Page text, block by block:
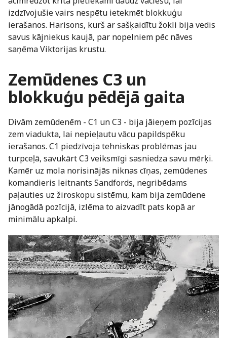
izdzīvojušie vairs nespētu ietekmēt blokkuģu
ierašanos. Harisons, kurš ar sašķaidītu žokli bija vedis
savus kājniekus kaujā, par nopelniem pēc nāves
saņēma Viktorijas krustu.
Zemūdenes C3 un
blokkuģu pēdējā gaita
Divām zemūdenēm - C1 un C3 - bija jāieņem pozīcijas
zem viadukta, lai nepieļautu vācu papildspēku
ierašanos. C1 piedzīvoja tehniskas problēmas jau
turpceļā, savukārt C3 veiksmīgi sasniedza savu mērķi.
Kamēr uz mola norisinājās niknas cīņas, zemūdenes
komandieris leitnants Sandfords, negribēdams
paļauties uz žiroskopu sistēmu, kam bija zemūdene
jānogādā pozīcijā, izlēma to aizvadīt pats kopā ar
minimālu apkalpi.